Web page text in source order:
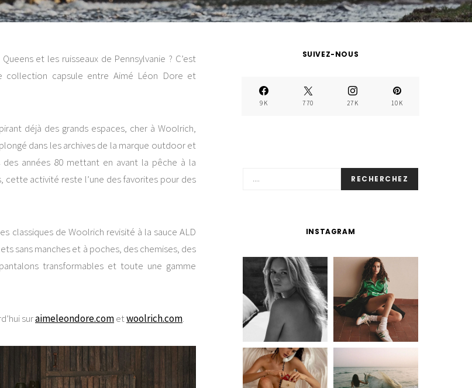
et les ruisseaux de Pennsylvanie ? C’est
capsule entre Aimé Léon Dore et
déjà des grands espaces, cher à Woolrich,
dans les archives de la marque outdoor et
années 80 mettant en avant la pêche à la
cette activité reste l’une des favorites pour des
classiques de Woolrich revisité à la sauce ALD
sans manches et à poches, des chemises, des
transformables et toute une gamme
suraimeleondore.cometwoolrich.com.
SUIVEZ-NOUS
9K 770 27K 10K
RECHERCHEZ
INSTAGRAM